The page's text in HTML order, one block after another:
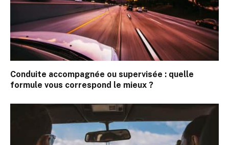
Conduite accompagnée ou supervisée : quelle
formule vous correspond le mieux ?